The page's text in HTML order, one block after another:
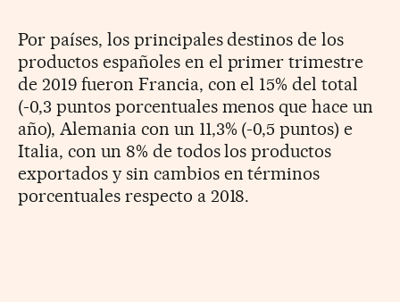
Por países, los principales destinos de los
productos españoles en el primer trimestre
de 2019 fueron Francia, con el 15% del total
(-0,3 puntos porcentuales menos que hace un
año), Alemania con un 11,3% (-0,5 puntos) e
Italia, con un 8% de todos los productos
exportados y sin cambios en términos
porcentuales respecto a 2018.